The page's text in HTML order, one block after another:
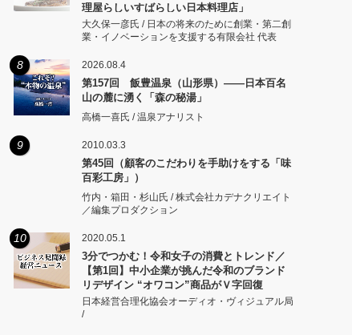
理屋らしいすばらしい日本料理店」
大久保一彦氏 / 日本の将来のために創業・第二創
業・イノベーションを支援する有限会社 代表
8 2026.08.4
第157回 飯豊温泉（山形県）――日本百名
山の麓に湧く「森の秘湯」
高橋一喜氏 / 温泉アナリスト
9 2010.03.3
第45回（顧客のこだわりを手助けをする「味
百彩工房」）
竹内・箱田・杉山氏 / 株式会社カデナクリエイト
／編集プロダクション
10 2020.05.1
3分でつかむ！令和女子の消費とトレンド／
【第1回】中小企業が挑んだ令和のブランド
リデザイン “オワコン”商品がＶ字回復
日本経営合理化協会オーディオ・ヴィジュアル局
/